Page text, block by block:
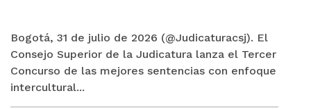
Bogotá, 31 de julio de 2026 (@Judicaturacsj). El
Consejo Superior de la Judicatura lanza el Tercer
Concurso de las mejores sentencias con enfoque
intercultural...